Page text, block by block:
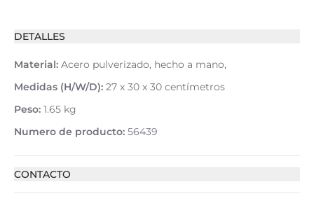
DETALLES
Material: Acero pulverizado, hecho a mano,
Medidas (H/W/D): 27 x 30 x 30 centímetros
Peso: 1.65 kg
Numero de producto: 56439
CONTACTO